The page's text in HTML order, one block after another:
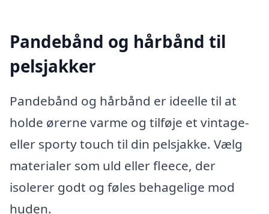
Pandebånd og hårbånd til
pelsjakker
Pandebånd og hårbånd er ideelle til at
holde ørerne varme og tilføje et vintage-
eller sporty touch til din pelsjakke. Vælg
materialer som uld eller fleece, der
isolerer godt og føles behagelige mod
huden.